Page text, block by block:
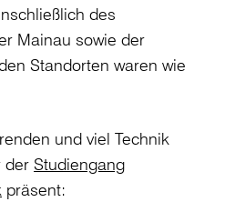
des
Mainau sowie der
Standorten waren wie
und viel Technik
der Studiengang
präsent: